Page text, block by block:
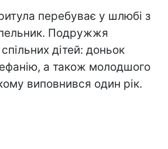
перебуває у шлюбі з
Подружжя
дітей: доньок
а також молодшого
виповнився один рік.